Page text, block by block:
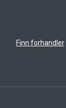
Finn forhandler